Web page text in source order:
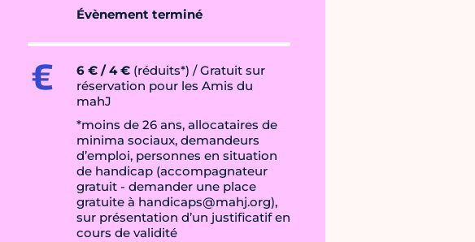
Évènement terminé
6 € / 4 € (réduits*) / Gratuit sur
réservation pour les Amis du
mahJ
*moins de 26 ans, allocataires de
minima sociaux, demandeurs
d’emploi, personnes en situation
de handicap (accompagnateur
gratuit - demander une place
gratuite à handicaps@mahj.org),
sur présentation d’un justificatif en
cours de validité